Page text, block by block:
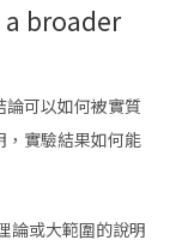
broader
論可以如何被實質
，實驗結果如何能
論或大範圍的說明